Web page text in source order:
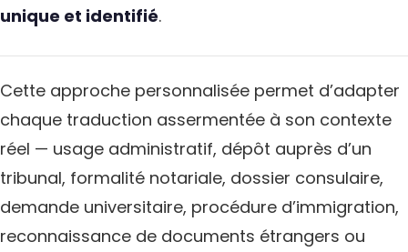
unique et identifié.
Cette approche personnalisée permet d’adapter
chaque traduction assermentée à son contexte
réel — usage administratif, dépôt auprès d’un
tribunal, formalité notariale, dossier consulaire,
demande universitaire, procédure d’immigration,
reconnaissance de documents étrangers ou